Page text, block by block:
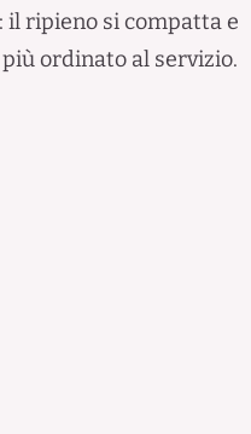
il ripieno si compatta e
ordinato al servizio.